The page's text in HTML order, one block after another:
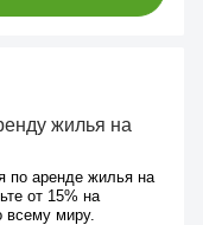
жилья на
по аренде жилья на
от 15% на
всему миру.